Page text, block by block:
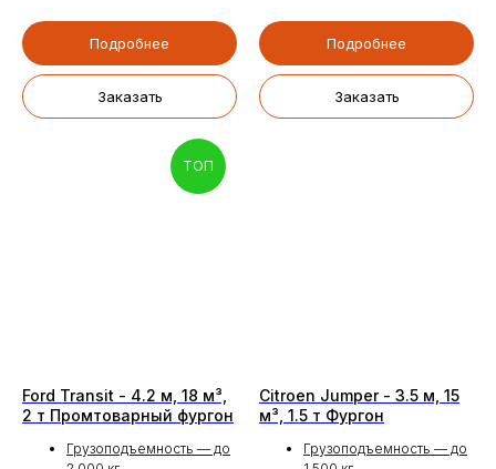
Подробнее
Заказать
Подробнее
Заказать
ТОП
Ford Transit - 4.2 м, 18 м³,
2 т Промтоварный фургон
Грузоподъемность — до
Citroen Jumper - 3.5 м, 15
м³, 1.5 т Фургон
Грузоподъемность — до
Я соглашаюсь сПолитикой обработки персональных данных
Отправить
info@samvezi.ru